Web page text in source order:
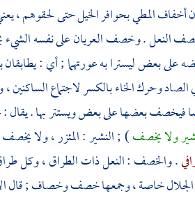
أخفاف المطي بحوافر الخيل حتى لحقوهم ،
النعل . وخصف العريان على نفسه الشيء
على بعض ليسترا به عورتهما ; أي :
الصاد وحرك الخاء بالكسر لاجتماع
فيخصف بعضها على بعض ويستتر بها
ولا يخصف) ; النشير : المئزر ، ولا
. والخصف : النعل ذات الطراق ، وكل
الجلال خاصة ، وجمعها خصف وخصاف ; قال